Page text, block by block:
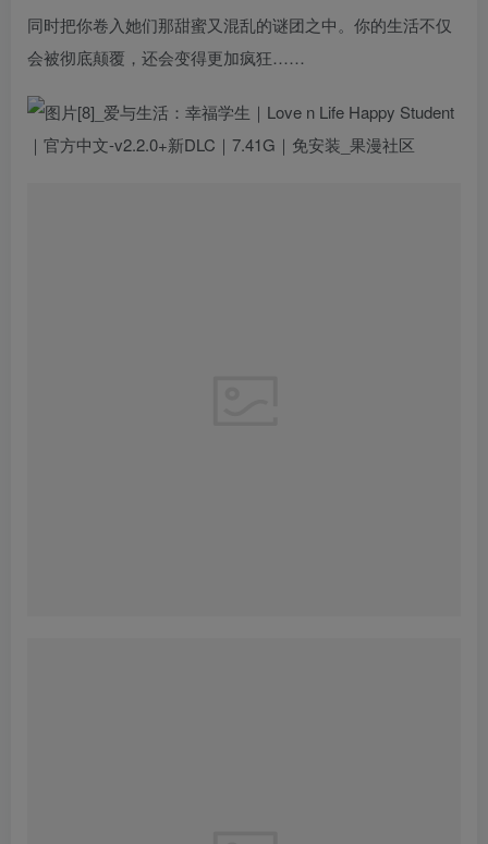
同时把你卷入她们那甜蜜又混乱的谜团之中。你的生活不仅
会被彻底颠覆，还会变得更加疯狂……